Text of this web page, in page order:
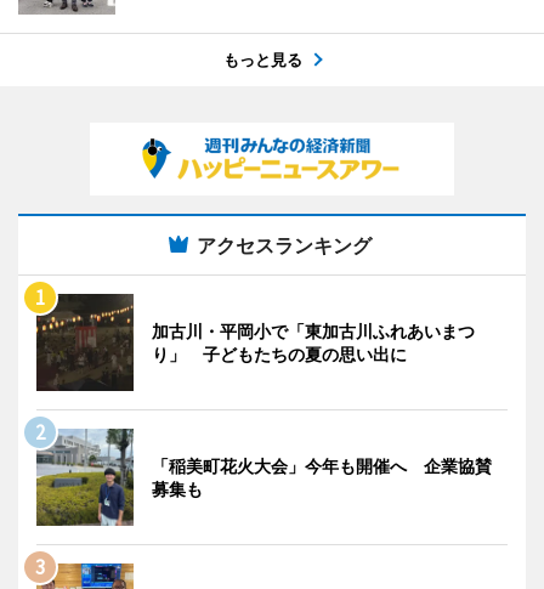
もっと見る
アクセスランキング
加古川・平岡小で「東加古川ふれあいまつ
り」 子どもたちの夏の思い出に
「稲美町花火大会」今年も開催へ 企業協賛
募集も